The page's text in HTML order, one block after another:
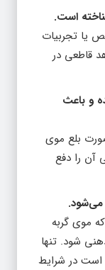
است.
یا تجربیات
قاطعی در
و باعث
بلع موی
آن را دفع
می‌شود.
موی گربه
شود. تنها
است در شرایط